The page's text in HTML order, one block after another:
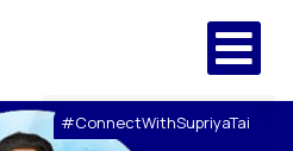
#ConnectWithSupriyaTai